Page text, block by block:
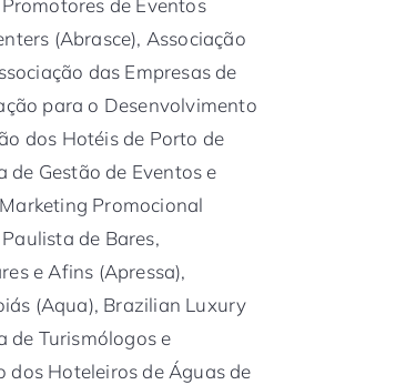
de Eventos
(Abrasce), Associação
das Empresas de
para o Desenvolvimento
dos Hotéis de Porto de
de Gestão de Eventos e
Promocional
de Bares,
e Afins (Apressa),
(Aqua), Brazilian Luxury
de Turismólogos e
dos Hoteleiros de Águas de